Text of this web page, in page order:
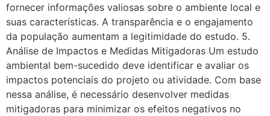
fornecer informações valiosas sobre o ambiente local e
suas características. A transparência e o engajamento
da população aumentam a legitimidade do estudo. 5.
Análise de Impactos e Medidas Mitigadoras Um estudo
ambiental bem-sucedido deve identificar e avaliar os
impactos potenciais do projeto ou atividade. Com base
nessa análise, é necessário desenvolver medidas
mitigadoras para minimizar os efeitos negativos no